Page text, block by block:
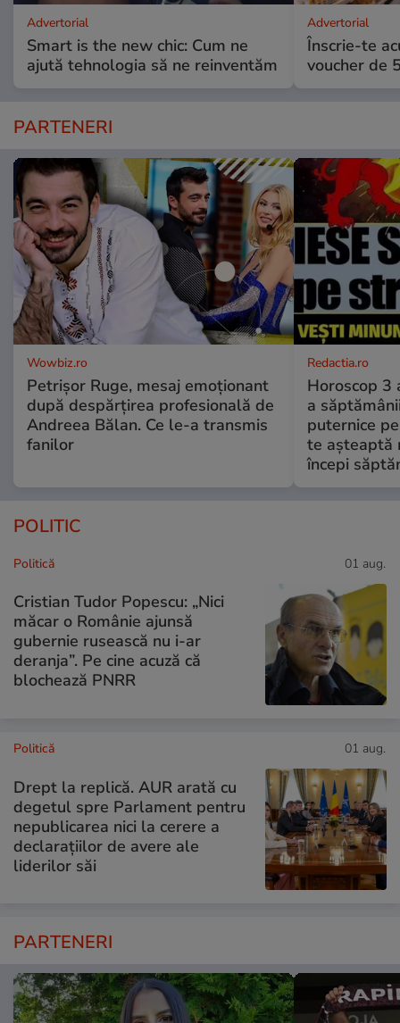
Advertorial
Smart is the new chic: Cum ne
ajută tehnologia să ne reinventăm
Advertorial
Înscrie-te
voucher de
PARTENERI
Wowbiz.ro
Petrișor Ruge, mesaj emoționant
după despărțirea profesională de
Andreea Bălan. Ce le-a transmis
fanilor
Redactia.ro
Horoscop 3
a
puternice
te așteaptă
începi
POLITIC
Politică 01 aug.
Cristian Tudor Popescu: „Nici
măcar o Românie ajunsă
gubernie rusească nu i-ar
deranja”. Pe cine acuză că
blochează PNRR
Politică 01 aug.
Drept la replică. AUR arată cu
degetul spre Parlament pentru
nepublicarea nici la cerere a
declarațiilor de avere ale
liderilor săi
PARTENERI